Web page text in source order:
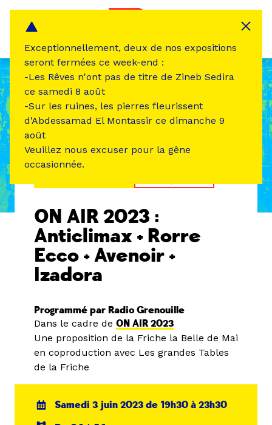
ON AIR 2023 :
Anticlimax + Rorre
Ecco + Avenoir +
Izadora
Programmé par Radio Grenouille
Dans le cadre de ON AIR 2023
Une proposition de la Friche la Belle de Mai
en coproduction avec Les grandes Tables
de la Friche
Samedi 3 juin 2023 de 19h30 à 23h30
Exceptionnellement, deux de nos expositions
seront fermées ce week-end :
-Les Rêves n'ont pas de titre de Zineb Sedira
ce samedi 8 août
-Sur les ruines, les pierres fleurissent
d'Abdessamad El Montassir ce dimanche 9
août
Veuillez nous excuser pour la gêne
occasionnée.
Panneau de gestion des cookies